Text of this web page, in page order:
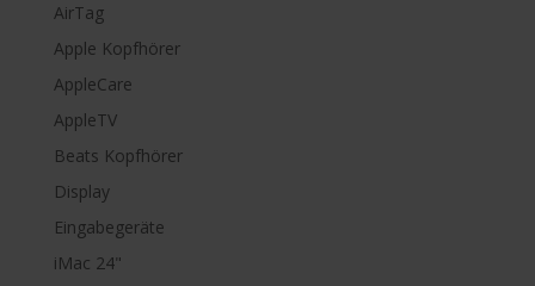
AirTag
Apple Kopfhörer
AppleCare
AppleTV
Beats Kopfhörer
Display
Eingabegeräte
iMac 24"